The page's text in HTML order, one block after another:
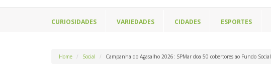
CURIOSIDADES VARIEDADES CIDADES ESPORTES
Home Social Campanha do Agasalho 2026: SPMar doa 50 cobertores ao Fundo Social